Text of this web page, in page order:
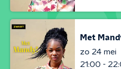
Met
zo 24 mei
21:00 -